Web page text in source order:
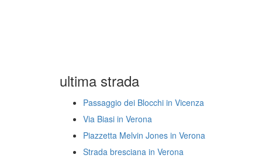
ultima strada
Passaggio dei Blocchi in Vicenza
Via Biasi in Verona
Piazzetta Melvin Jones in Verona
Strada bresciana in Verona